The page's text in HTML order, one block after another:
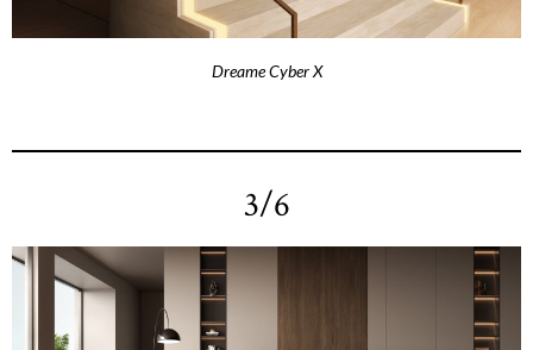
Dreame Cyber X
3/6